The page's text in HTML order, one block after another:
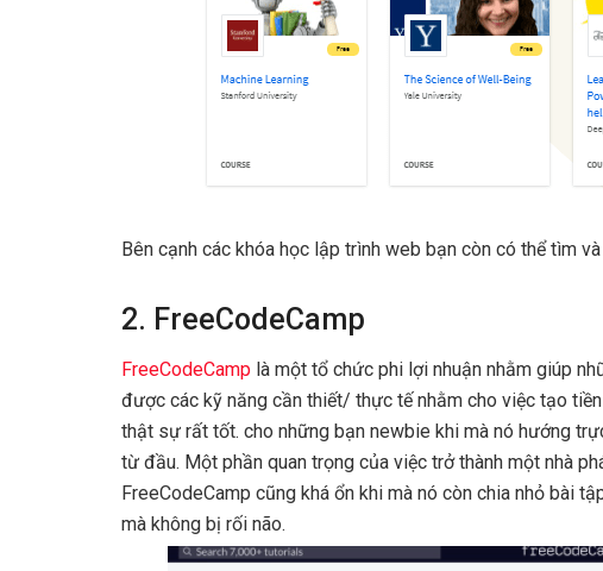
Bên cạnh các khóa học lập trình web bạn còn có thể tìm
2. FreeCodeCamp
FreeCodeCamp là một tổ chức phi lợi nhuận nhằm giúp
được các kỹ năng cần thiết/ thực tế nhằm cho việc tạo
thật sự rất tốt. cho những bạn newbie khi mà nó hướng
từ đầu. Một phần quan trọng của việc trở thành một nhà
FreeCodeCamp cũng khá ổn khi mà nó còn chia nhỏ bài
mà không bị rối não.